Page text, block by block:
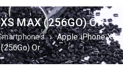
MAX (256GO) OR
› Apple iPhone XS
Or